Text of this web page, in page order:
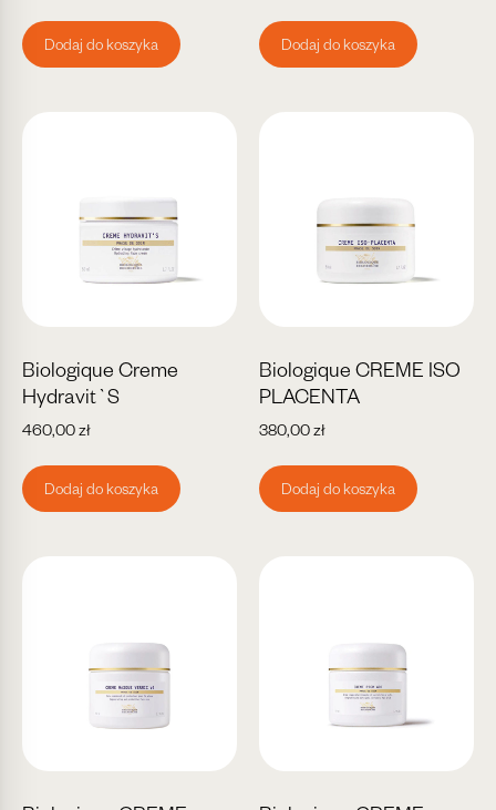
Dodaj do koszyka Dodaj do koszyka
Biologique Creme
Hydravit`S
460,00zł
Dodaj do koszyka
Biologique CREME ISO
PLACENTA
380,00zł
Dodaj do koszyka